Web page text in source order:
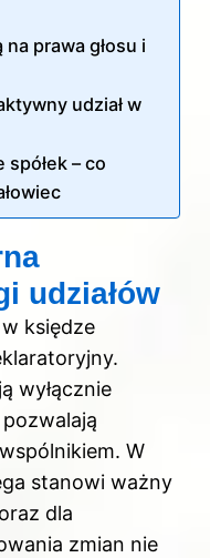
na prawa głosu i
udział w
– co
udziałów
księdze
wyłącznie
W
stanowi ważny
dla
zmian nie